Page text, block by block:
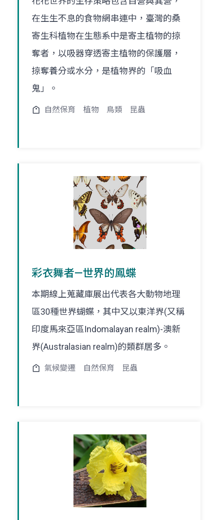
在生生不息的食物網串連中，臺灣的桑
寄生科植物在生態系中是寄主植物的掠
奪者，以吸器穿透寄主植物的保護層，
掠奪養分或水分，是植物界的「吸血
鬼」。
自然保育 植物 鳥類 昆蟲
彩衣舞者—世界的鳳蝶
本期線上蒐藏庫展出代表各大動物地理
區30種世界蝴蝶，其中又以東洋界(又稱
印度馬來亞區Indomalayan realm)-澳新
界(Australasian realm)的類群居多。
氣候變遷 自然保育 昆蟲